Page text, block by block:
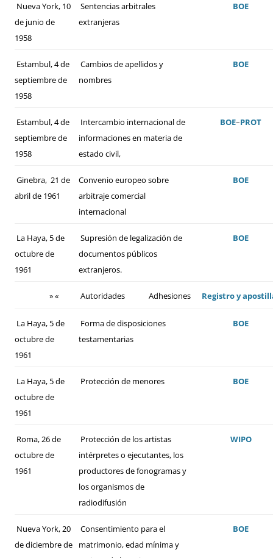
Nueva York, 10
de junio de
1958
Sentencias arbitrales
extranjeras
BOE
Estambul, 4 de
septiembre de
1958
Cambios de apellidos y
nombres
BOE
Estambul, 4 de
septiembre de
1958
Intercambio internacional de
informaciones en materia de
estado civil,
BOE–PROT
Ginebra, 21 de
abril de 1961
Convenio europeo sobre
arbitraje comercial
internacional
BOE
La Haya, 5 de
octubre de
1961
Supresión de legalización de
documentos públicos
extranjeros.
BOE
» « Autoridades Adhesiones Registro y
La Haya, 5 de
octubre de
1961
Forma de disposiciones
testamentarias
BOE
La Haya, 5 de
octubre de
1961
Protección de menores BOE
Roma, 26 de
octubre de
1961
Protección de los artistas
intérpretes o ejecutantes, los
productores de fonogramas y
los organismos de
radiodifusión
WIPO
Nueva York, 20
de diciembre de
Consentimiento para el
matrimonio, edad mínima y
BOE